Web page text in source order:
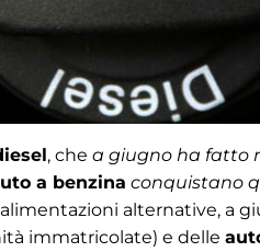
, che a giugno ha fatto
a benzina conquistano
alimentazioni alternative, a
immatricolate) e delle